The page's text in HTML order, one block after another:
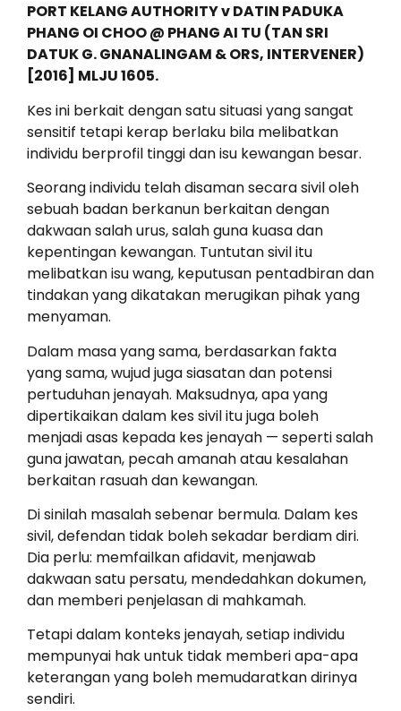
PORT KELANG AUTHORITY v DATIN PADUKA
PHANG OI CHOO @ PHANG AI TU (TAN SRI
DATUK G. GNANALINGAM & ORS, INTERVENER)
[2016] MLJU 1605.
Kes ini berkait dengan satu situasi yang sangat
sensitif tetapi kerap berlaku bila melibatkan
individu berprofil tinggi dan isu kewangan besar.
Seorang individu telah disaman secara sivil oleh
sebuah badan berkanun berkaitan dengan
dakwaan salah urus, salah guna kuasa dan
kepentingan kewangan. Tuntutan sivil itu
melibatkan isu wang, keputusan pentadbiran dan
tindakan yang dikatakan merugikan pihak yang
menyaman.
Dalam masa yang sama, berdasarkan fakta
yang sama, wujud juga siasatan dan potensi
pertuduhan jenayah. Maksudnya, apa yang
dipertikaikan dalam kes sivil itu juga boleh
menjadi asas kepada kes jenayah — seperti salah
guna jawatan, pecah amanah atau kesalahan
berkaitan rasuah dan kewangan.
Di sinilah masalah sebenar bermula. Dalam kes
sivil, defendan tidak boleh sekadar berdiam diri.
Dia perlu: memfailkan afidavit, menjawab
dakwaan satu persatu, mendedahkan dokumen,
dan memberi penjelasan di mahkamah.
Tetapi dalam konteks jenayah, setiap individu
mempunyai hak untuk tidak memberi apa-apa
keterangan yang boleh memudaratkan dirinya
sendiri.